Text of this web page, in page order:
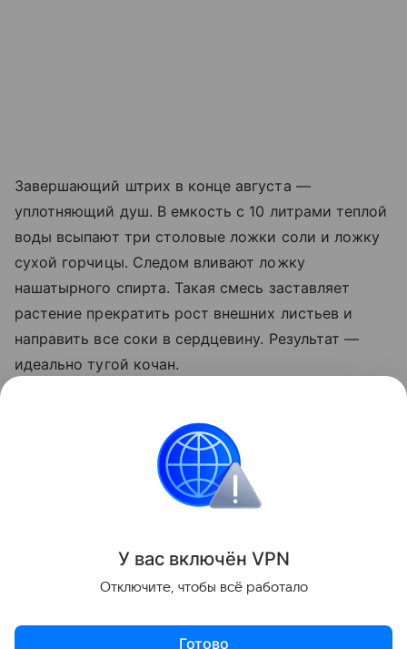
Завершающий штрих в конце августа —
уплотняющий душ. В емкость с 10 литрами теплой
воды всыпают три столовые ложки соли и ложку
сухой горчицы. Следом вливают ложку
нашатырного спирта. Такая смесь заставляет
растение прекратить рост внешних листьев и
направить все соки в сердцевину. Результат —
идеально тугой кочан.
следить за поливом культуры. В последний месяц
лета растению необходим умеренный полив.
У вас включён VPN
Отключите, чтобы всё работало
Готово